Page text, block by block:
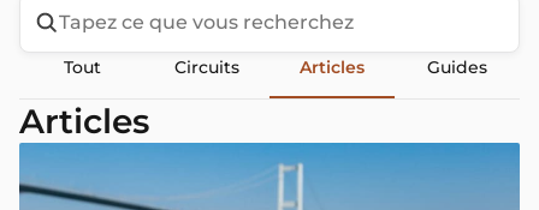
Tout Circuits Articles Guides
Articles